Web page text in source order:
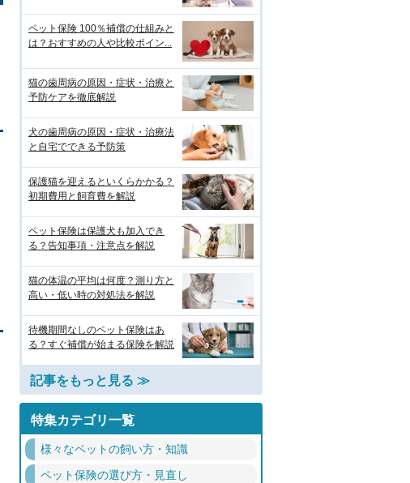
ペット保険 100％補償の仕組みと
は？おすすめの人や比較ポイン...
猫の歯周病の原因・症状・治療と
予防ケアを徹底解説
犬の歯周病の原因・症状・治療法
と自宅でできる予防策
保護猫を迎えるといくらかかる？
初期費用と飼育費を解説
ペット保険は保護犬も加入でき
る？告知事項・注意点を解説
猫の体温の平均は何度？測り方と
高い・低い時の対処法を解説
待機期間なしのペット保険はあ
る？すぐ補償が始まる保険を解説
記事をもっと見る ≫
特集カテゴリ一覧
様々なペットの飼い方・知識
ペット保険の選び方・見直し